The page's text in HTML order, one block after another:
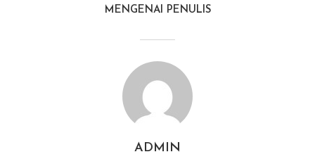
MENGENAI PENULIS
ADMIN